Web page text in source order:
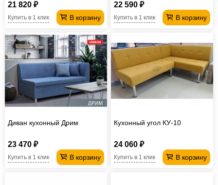
21 820 ₽
В корзину
Купить в 1 клик
22 590 ₽
В корзину
Купить в 1 клик
Диван кухонный Дрим
23 470 ₽
В корзину
Купить в 1 клик
Кухонный угол КУ-10
24 060 ₽
В корзину
Купить в 1 клик